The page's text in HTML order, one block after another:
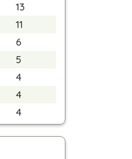
13
11
6
5
4
4
4